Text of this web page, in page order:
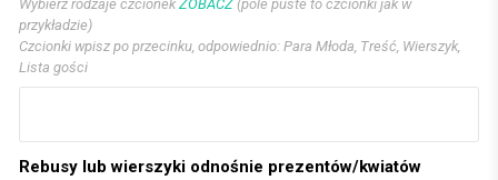
Wybierz rodzaje czcionek ZOBACZ (pole puste to czcionki jak w
przykładzie)
Czcionki wpisz po przecinku, odpowiednio: Para Młoda, Treść, Wierszyk,
Lista gości
Rebusy lub wierszyki odnośnie prezentów/kwiatów